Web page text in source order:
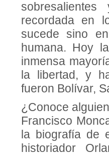
recordada en
sucede sino
humana. Hoy
inmensa
la libertad, y
fueron Bolívar,
¿Conoce
Francisco
la biografía de
historiador